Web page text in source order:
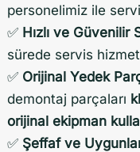
personelimiz ile
✅ Hızlı ve Güvenilir
sürede servis
✅ Orijinal Yedek
demontaj parçaları
orijinal ekipman
✅ Şeffaf ve